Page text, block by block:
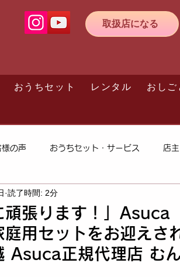
取扱店になる
おうちセット レンタル おしご
様の声 おうちセット・サービス 店
頑張ります！」Asuca
庭用セットをお迎えさ
Asuca正規代理店 むん
読了時間: 2分